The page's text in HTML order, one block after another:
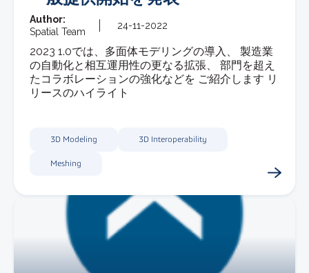
Author:
Spatial Team
24-11-2022
2023 1.0では、多面体モデリングの導入、 製造業
の自動化と相互運用性の更なる拡張、 部門を超え
たコラボレーションの強化などを ご紹介します リ
リースのハイライト
3D Modeling 3D Interoperability
Meshing